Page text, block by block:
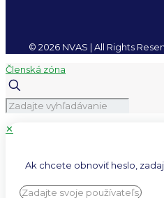
© 2026 NVAS | All Rights
Členská zóna
✕
Ak chcete obnoviť heslo,